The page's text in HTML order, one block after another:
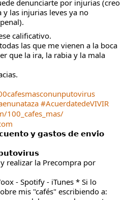
denunciarte por injurias (creo
las injurias leves ya no
calificativo.
las que me vienen a la boca
que la ira, la rabia y la mala
#AcuerdatedeVIVIR
100_cafes_mas/
𝘆 𝗴𝗮𝘀𝘁𝗼𝘀 𝗱𝗲 𝗲𝗻𝘃𝗶́𝗼
realizar la Precompra por
- Spotify - iTunes * Si lo
mis "cafés" escribiendo a: